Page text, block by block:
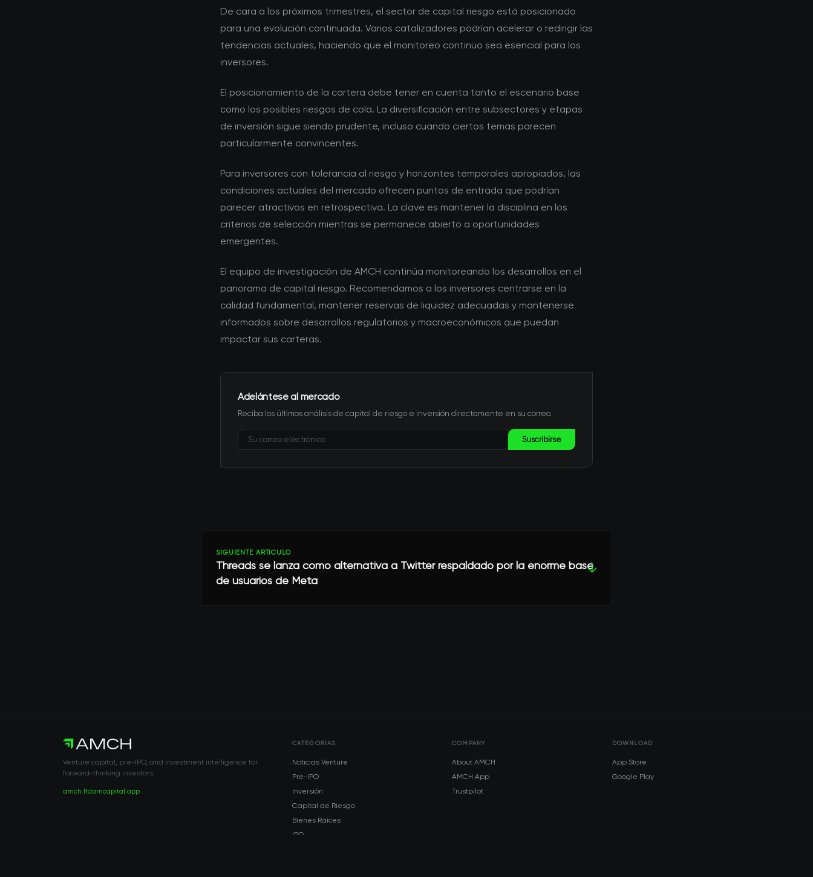
De cara a los próximos trimestres, el sector de capital riesgo está posicionado
para una evolución continuada. Varios catalizadores podrían acelerar o redirigir las
tendencias actuales, haciendo que el monitoreo continuo sea esencial para los
inversores.
El posicionamiento de la cartera debe tener en cuenta tanto el escenario base
como los posibles riesgos de cola. La diversificación entre subsectores y etapas
de inversión sigue siendo prudente, incluso cuando ciertos temas parecen
particularmente convincentes.
Para inversores con tolerancia al riesgo y horizontes temporales apropiados, las
condiciones actuales del mercado ofrecen puntos de entrada que podrían
parecer atractivos en retrospectiva. La clave es mantener la disciplina en los
criterios de selección mientras se permanece abierto a oportunidades
emergentes.
El equipo de investigación de AMCH continúa monitoreando los desarrollos en el
panorama de capital riesgo. Recomendamos a los inversores centrarse en la
calidad fundamental, mantener reservas de liquidez adecuadas y mantenerse
informados sobre desarrollos regulatorios y macroeconómicos que puedan
impactar sus carteras.
Adelántese al mercado
Reciba los últimos análisis de capital de riesgo e inversión directamente en su correo.
Suscribirse
SIGUIENTE ARTÍCULO
Threads se lanza como alternativa a Twitter respaldado por la enorme base
de usuarios de Meta
↓
Venture capital, pre-IPO, and investment intelligence for
forward-thinking investors.
amch.ltdamcapital.app
CATEGORÍAS
Noticias Venture
Pre-IPO
Inversión
Capital de Riesgo
Bienes Raíces
IPO
COMPANY
About AMCH
AMCH App
Trustpilot
DOWNLOAD
App Store
Google Play